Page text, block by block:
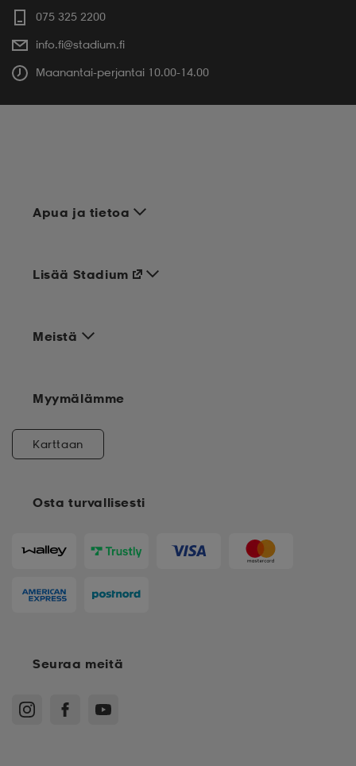
075 325 2200
info.fi@stadium.fi
Maanantai-perjantai 10.00-14.00
Apua ja tietoa
Meistä
Osta turvallisesti
Lisää Stadium
Myymälämme
Karttaan
Seuraa meitä